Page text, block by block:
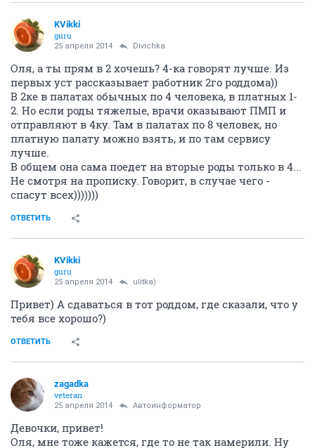
KVikki
guru
25 апреля 2014 Divichka
Оля, а ты прям в 2 хочешь? 4-ка говорят лучше. Из
первых уст рассказывает работник 2го роддома))
В 2ке в палатах обычных по 4 человека, в платных 1-
2. Но если роды тяжелые, врачи оказывают ПМП и
отправляют в 4ку. Там в палатах по 8 человек, но
платную палату можно взять, и по там сервису
лучше.
В общем она сама поедет на вторые роды только в 4...
Не смотря на прописку. Говорит, в случае чего -
спасут всех)))))))
ОТВЕТИТЬ
KVikki
guru
25 апреля 2014 ulitka)
Привет) А сдаваться в тот роддом, где сказали, что у
тебя все хорошо?)
ОТВЕТИТЬ
zagadka
veteran
25 апреля 2014 Автоинформатор
Девочки, привет!
Оля, мне тоже кажется, где то не так намерили. Ну